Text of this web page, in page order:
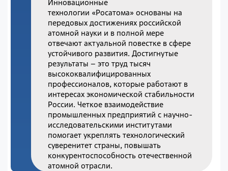
Инновационные
технологии «Росатома» основаны на
передовых достижениях российской
атомной науки и в полной мере
отвечают актуальной повестке в сфере
устойчивого развития. Достигнутые
результаты – это труд тысяч
высококвалифицированных
профессионалов, которые работают в
интересах экономической стабильности
России. Четкое взаимодействие
промышленных предприятий с научно-
исследовательскими институтами
помогает укреплять технологический
суверенитет страны, повышать
конкурентоспособность отечественной
атомной отрасли.